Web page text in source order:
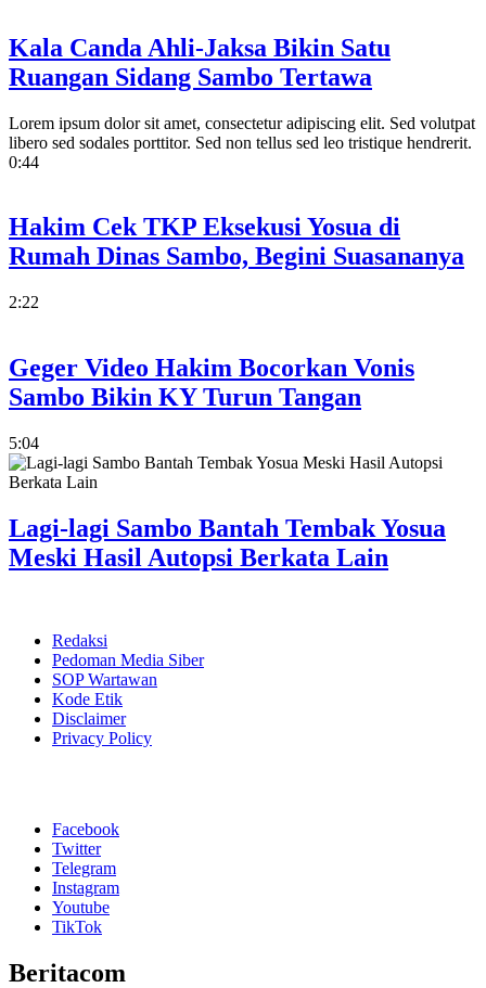
Kala Canda Ahli-Jaksa Bikin Satu
Ruangan Sidang Sambo Tertawa
Lorem ipsum dolor sit amet, consectetur adipiscing elit. Sed volutpat
libero sed sodales porttitor. Sed non tellus sed leo tristique hendrerit.
0:44
Hakim Cek TKP Eksekusi Yosua di
Rumah Dinas Sambo, Begini Suasananya
2:22
Geger Video Hakim Bocorkan Vonis
Sambo Bikin KY Turun Tangan
5:04
Lagi-lagi Sambo Bantah Tembak Yosua
Meski Hasil Autopsi Berkata Lain
Redaksi
Pedoman Media Siber
SOP Wartawan
Kode Etik
Disclaimer
Privacy Policy
Facebook
Twitter
Telegram
Instagram
Youtube
TikTok
Beritacom